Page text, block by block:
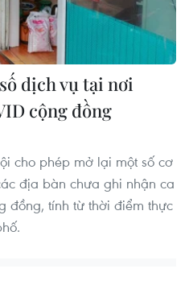
dịch vụ tại nơi
cộng đồng
cho phép mở lại một số cơ
địa bàn chưa ghi nhận ca
đồng, tính từ thời điểm thực